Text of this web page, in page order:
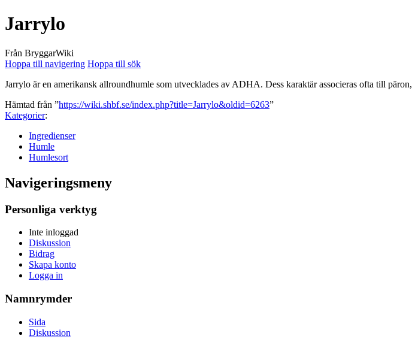
Jarrylo
Från BryggarWiki
Hoppa till navigering Hoppa till sök
Jarrylo är en amerikansk allroundhumle som utvecklades av ADHA. Dess karaktär associeras ofta till päron,
Hämtad från ”https://wiki.shbf.se/index.php?title=Jarrylo&oldid=6263”
Kategorier:
Ingredienser
Humle
Humlesort
Navigeringsmeny
Personliga verktyg
Inte inloggad
Diskussion
Bidrag
Skapa konto
Logga in
Namnrymder
Sida
Diskussion